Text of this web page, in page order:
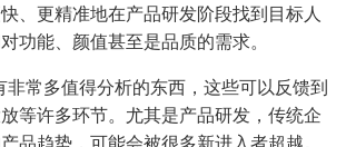
、更精准地在产品研发阶段找到目标人
功能、颜值甚至是品质的需求。
非常多值得分析的东西，这些可以反馈到
等许多环节。尤其是产品研发，传统企